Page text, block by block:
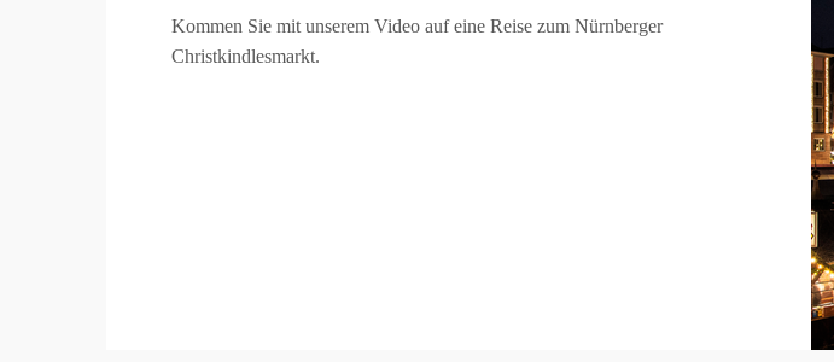
Kommen Sie mit unserem Video auf eine Reise zum Nürnberger
Christkindlesmarkt.